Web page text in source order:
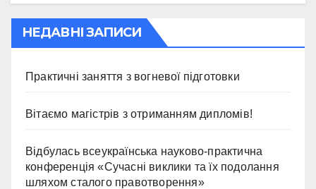
НЕДАВНІ ЗАПИСИ
Практичні заняття з вогневої підготовки
Вітаємо магістрів з отриманням дипломів!
Відбулась всеукраїнська науково-практична
конференція «Сучасні виклики та їх подолання
шляхом сталого правотворення»